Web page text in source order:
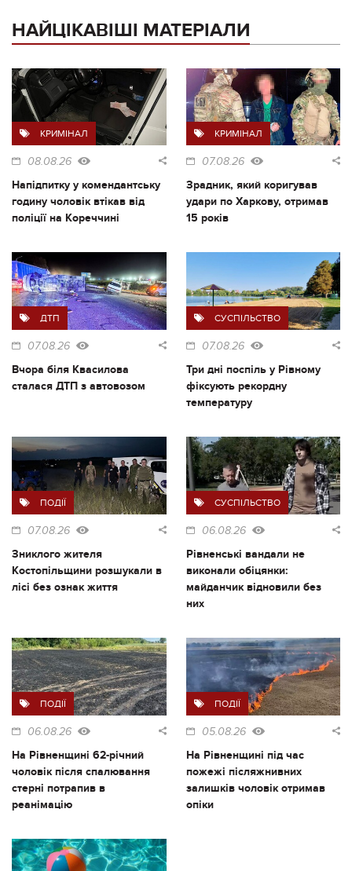
НАЙЦІКАВІШІ МАТЕРІАЛИ
КРИМІНАЛ
08.08.26
Напідпитку у комендантську
годину чоловік втікав від
поліції на Кореччині
КРИМІНАЛ
07.08.26
Зрадник, який коригував
удари по Харкову, отримав
15 років
ДТП
07.08.26
Вчора біля Квасилова
сталася ДТП з автовозом
СУСПІЛЬСТВО
07.08.26
Три дні поспіль у Рівному
фіксують рекордну
температуру
ПОДІЇ
07.08.26
Зниклого жителя
Костопільщини розшукали в
лісі без ознак життя
СУСПІЛЬСТВО
06.08.26
Рівненські вандали не
виконали обіцянки:
майданчик відновили без
них
ПОДІЇ
06.08.26
На Рівненщині 62-річний
чоловік після спалювання
стерні потрапив в
реанімацію
ПОДІЇ
05.08.26
На Рівненщині під час
пожежі післяжнивних
залишків чоловік отримав
опіки